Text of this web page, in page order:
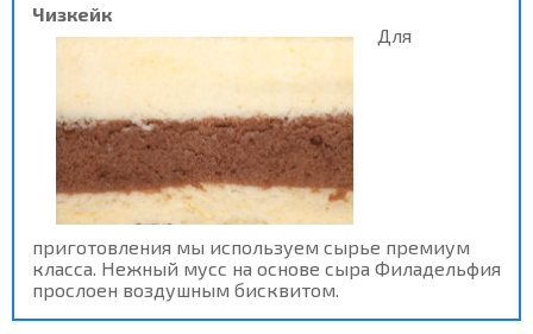
Чизкейк
Для
приготовления мы используем сырье премиум
класса. Нежный мусс на основе сыра Филадельфия
прослоен воздушным бисквитом.